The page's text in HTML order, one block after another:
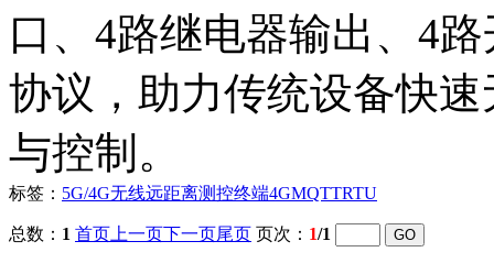
口、4路继电器输出、4
协议，助力传统设备快
与控制。
标签： 5G/4G无线远距离测控终端4GMQTTRTU
总数： 1 首页上一页下一页尾页 页次： 1/1